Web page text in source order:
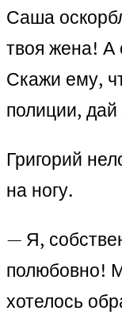
Саша
твоя жена! А
Скажи ему,
полиции,
Григорий
на ногу.
— Я,
полюбовно!
хотелось